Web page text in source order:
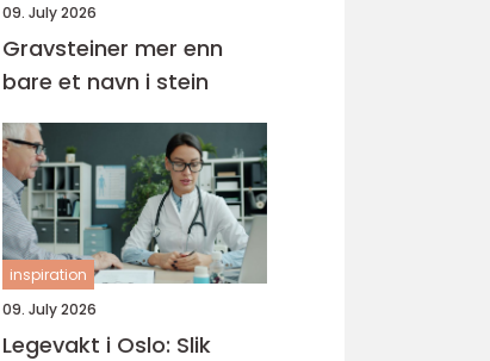
09. July 2026
Gravsteiner mer enn
bare et navn i stein
inspiration
09. July 2026
Legevakt i Oslo: Slik